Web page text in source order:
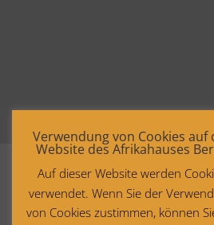
Startseite
Verwendung von Cookies auf
Website des Afrikahauses
Auf dieser Website werden
verwendet. Wenn Sie der
von Cookies zustimmen, können